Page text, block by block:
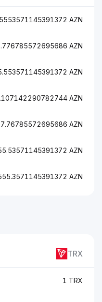
AZN
AZN
AZN
AZN
AZN
AZN
AZN
TRX
1 TRX